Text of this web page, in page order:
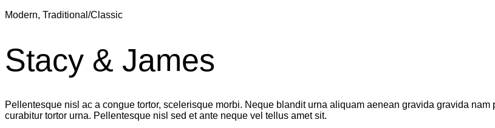
Modern, Traditional/Classic
Stacy & James
Pellentesque nisl ac a congue tortor, scelerisque morbi. Neque blandit urna aliquam aenean gravida gravida
curabitur tortor urna. Pellentesque nisl sed et ante neque vel tellus amet sit.